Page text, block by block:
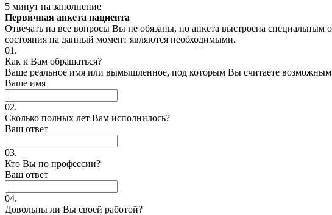
5 минут на заполнение
Первичная анкета пациента
Отвечать на все вопросы Вы не обязаны, но анкета выстроена специальным
состояния на данный момент являются необходимыми.
01.
Как к Вам обращаться?
Ваше реальное имя или вымышленное, под которым Вы считаете
Ваше имя
02.
Сколько полных лет Вам исполнилось?
Ваш ответ
03.
Кто Вы по профессии?
Ваш ответ
04.
Довольны ли Вы своей работой?